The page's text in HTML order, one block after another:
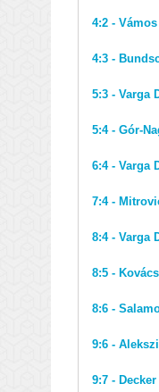
4:2 -
4:3 -
5:3 - Varga
5:4 - Gór-
6:4 - Varga
7:4 -
8:4 - Varga
8:5 -
8:6 -
9:6 -
9:7 -